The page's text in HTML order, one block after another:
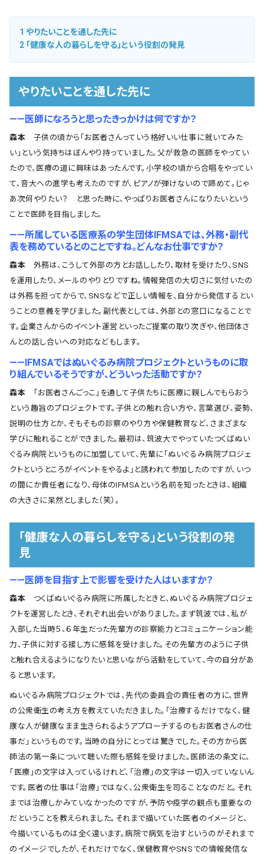
1 やりたいことを通した先に
2 「健康な人の暮らしを守る」という役割の発見
やりたいことを通した先に
――医師になろうと思ったきっかけは何ですか？
森本 子供の頃から「お医者さんっていう格好いい仕事に就いてみた
い」という気持ちはぼんやり持っていました。父が救急の医師をやってい
たので、医療の道に興味はあったんです。小学校の頃から合唱をやってい
て、音大への進学も考えたのですが、ピアノが弾けないので諦めて。じゃ
あ次何やりたい？ と思った時に、やっぱりお医者さんになりたいという
ことで医師を目指しました。
――所属している医療系の学生団体IFMSAでは、外務・副代
表を務めているとのことですね。どんなお仕事ですか？
森本 外務は、こうして外部の方とお話ししたり、取材を受けたり、SNS
を運用したり、メールのやりとりですね。情報発信の大切さに気付いたの
は外務を担ってからで、SNSなどで正しい情報を、自分から発信するとい
うことの意義を学びました。副代表としては、外部との窓口になることで
す。企業さんからのイベント運営といったご提案の取り次ぎや、他団体さ
んとの話し合いへの対応などもします。
――IFMSAではぬいぐるみ病院プロジェクトというものに取
り組んでいるそうですが、どういった活動ですか？
森本 「お医者さんごっこ」を通して子供たちに医療に親しんでもらおう
という趣旨のプロジェクトです。子供との触れ合い方や、言葉選び、姿勢、
説明の仕方とか、そもそもの診察のやり方や保健教育など、さまざまな
学びに触れることができました。最初は、筑波大でやっていたつくばぬい
ぐるみ病院というものに加盟していて、先輩に「ぬいぐるみ病院プロジェ
クトというところがイベントをやるよ」と誘われて参加したのですが、いつ
の間にか責任者になり、母体のIFMSAという名前を知ったときは、組織
の大きさに呆然としました（笑）。
「健康な人の暮らしを守る」という役割の発
見
――医師を目指す上で影響を受けた人はいますか？
森本 つくばぬいぐるみ病院に所属したときと、ぬいぐるみ病院プロジェ
クトを運営したとき、それぞれ出会いがありました。まず筑波では、私が
入部した当時５、６年生だった先輩方の診察能力とコミュニケーション能
力、子供に対する接し方に感銘を受けました。その先輩方のように子供
と触れ合えるようになりたいと思いながら活動をしていて、今の自分があ
ると思います。
ぬいぐるみ病院プロジェクトでは、先代の委員会の責任者の方に、世界
の公衆衛生の考え方を教えていただきました。「治療するだけでなく、健
康な人が健康なまま生きられるようアプローチするのもお医者さんの仕
事だ」というものです。当時の自分にとっては驚きでした。その方から医
師法の第一条について聴いた際も感銘を受けました。医師法の条文に、
「医療」の文字は入っているけれど、「治療」の文字は一切入っていないん
です。医者の仕事は「治療」ではなく、公衆衛生を司ることなのだと。それ
までは治療しかみていなかったのですが、予防や疫学の観点も重要なの
だということを教えられました。それまで描いていた医者のイメージと、
今描いているものは全く違います。病院で病気を治すというのがそれまで
のイメージでしたが、それだけでなく、保健教育やSNSでの情報発信な